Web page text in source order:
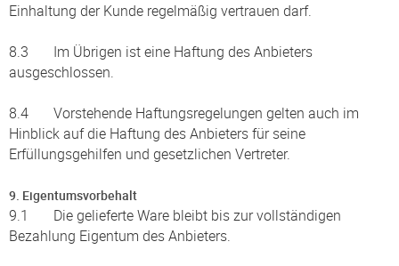
Einhaltung der Kunde regelmäßig vertrauen darf.
8.3 Im Übrigen ist eine Haftung des Anbieters
ausgeschlossen.
8.4 Vorstehende Haftungsregelungen gelten auch im
Hinblick auf die Haftung des Anbieters für seine
Erfüllungsgehilfen und gesetzlichen Vertreter.
9. Eigentumsvorbehalt
9.1 Die gelieferte Ware bleibt bis zur vollständigen
Bezahlung Eigentum des Anbieters.